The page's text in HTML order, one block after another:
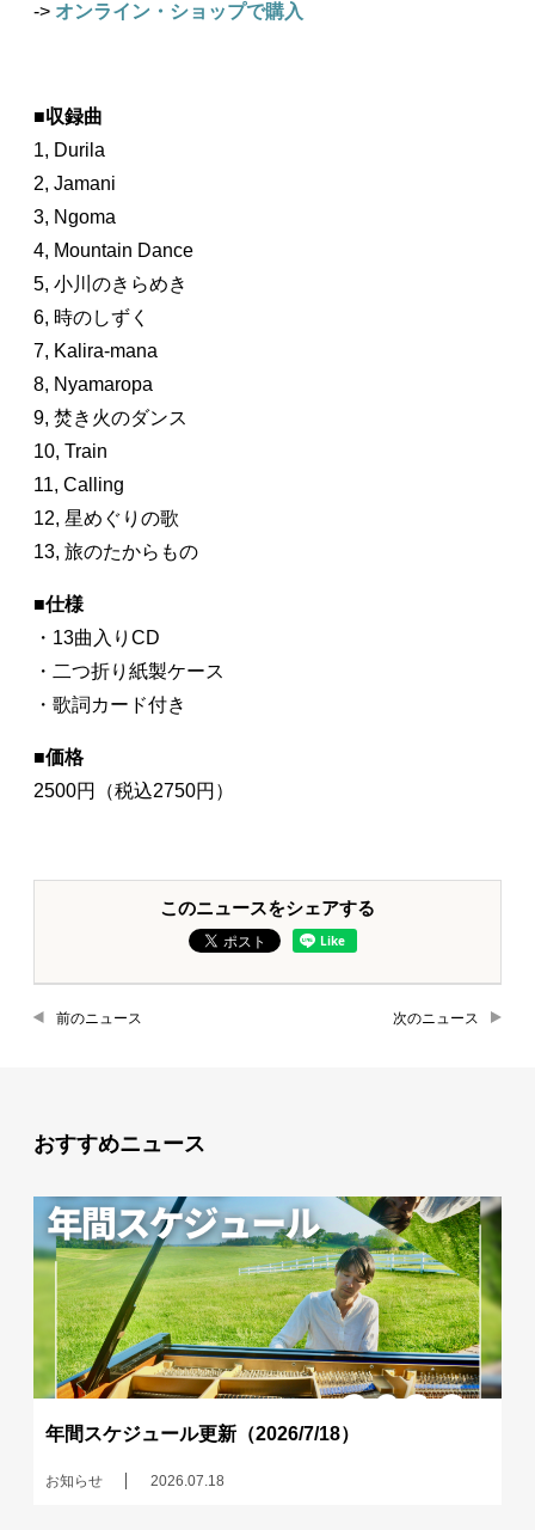
-> オンライン・ショップで購入
■収録曲
1, Durila
2, Jamani
3, Ngoma
4, Mountain Dance
5, 小川のきらめき
6, 時のしずく
7, Kalira-mana
8, Nyamaropa
9, 焚き火のダンス
10, Train
11, Calling
12, 星めぐりの歌
13, 旅のたからもの
■仕様
・13曲入りCD
・二つ折り紙製ケース
・歌詞カード付き
■価格
2500円（税込2750円）
このニュースをシェアする
前のニュース 次のニュース
おすすめニュース
年間スケジュール更新（2026/7/18）
お知らせ 2026.07.18